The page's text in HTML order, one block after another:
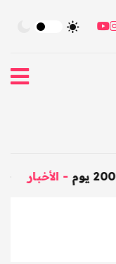
العراق - - الأخبار